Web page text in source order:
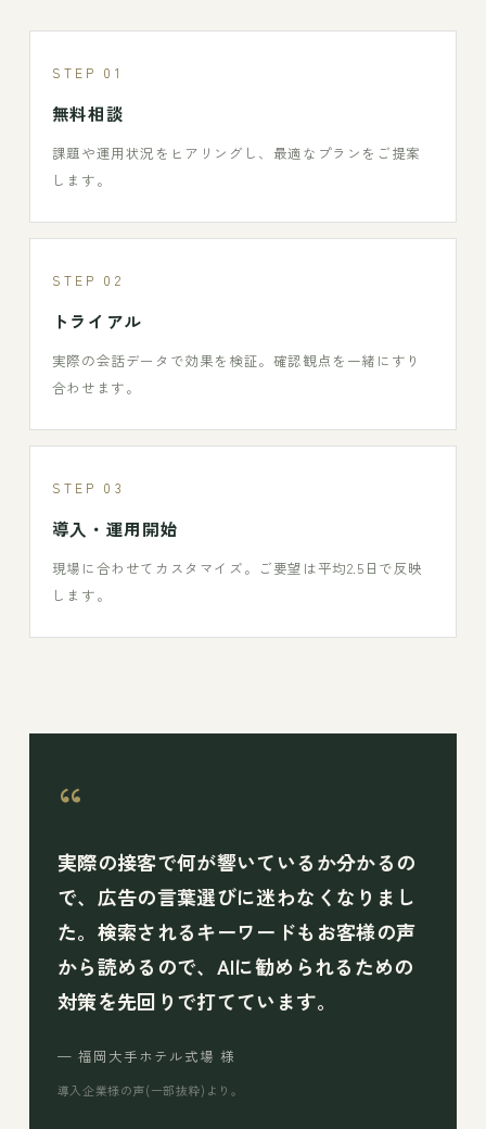
STEP 01
無料相談
課題や運用状況をヒアリングし、最適なプランをご提案
します。
STEP 02
トライアル
実際の会話データで効果を検証。確認観点を一緒にすり
合わせます。
STEP 03
導入・運用開始
現場に合わせてカスタマイズ。ご要望は平均2.5日で反映
します。
“
実際の接客で何が響いているか分かるの
で、広告の言葉選びに迷わなくなりまし
た。検索されるキーワードもお客様の声
から読めるので、AIに勧められるための
対策を先回りで打てています。
— 福岡大手ホテル式場 様
導入企業様の声(一部抜粋)より。